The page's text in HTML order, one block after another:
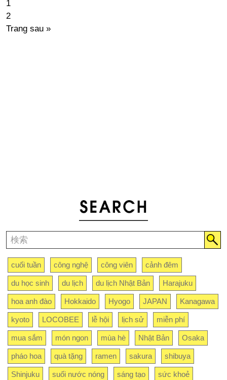
1
2
Trang sau »
cuối tuần công nghệ công viên cảnh đêm
du học sinh du lịch du lịch Nhật Bản Harajuku
hoa anh đào Hokkaido Hyogo JAPAN Kanagawa
kyoto LOCOBEE lễ hội lịch sử miễn phí
mua sắm món ngon mùa hè Nhật Bản Osaka
pháo hoa quà tặng ramen sakura shibuya
Shinjuku suối nước nóng sáng tạo sức khoẻ